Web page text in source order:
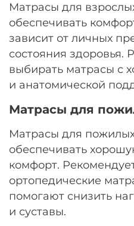
Матрасы для
обеспечивать
зависит от личных
состояния здоровья.
выбирать матрасы с
и анатомической
Матрасы для
Матрасы для
обеспечивать
комфорт.
ортопедические
помогают снизить
и суставы.